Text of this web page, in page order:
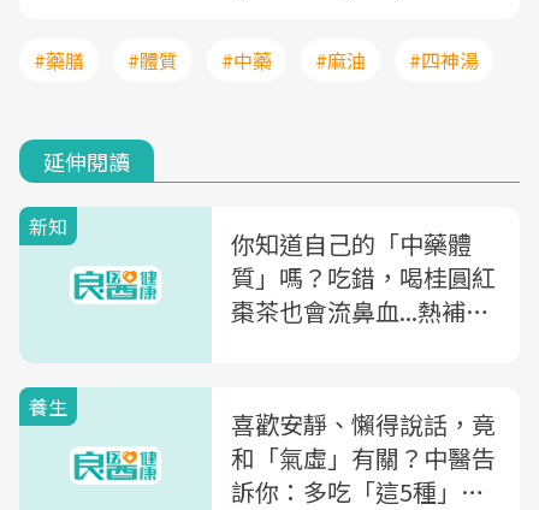
#藥膳 #體質 #中藥 #麻油 #四神湯
延伸閱讀
新知
你知道自己的「中藥體
質」嗎？吃錯，喝桂圓紅
棗茶也會流鼻血...熱補、
養生
喜歡安靜、懶得說話，竟
和「氣虛」有關？中醫告
訴你：多吃「這5種」食